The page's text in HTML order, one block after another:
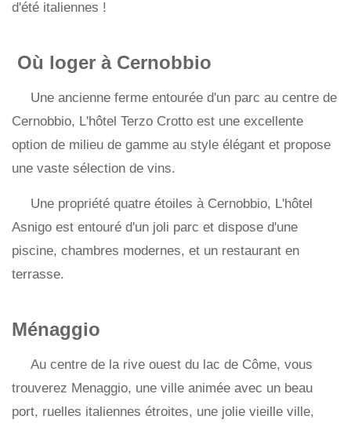
d'été italiennes !
Où loger à Cernobbio
Une ancienne ferme entourée d'un parc au centre de
Cernobbio, L'hôtel Terzo Crotto est une excellente
option de milieu de gamme au style élégant et propose
une vaste sélection de vins.
Une propriété quatre étoiles à Cernobbio, L'hôtel
Asnigo est entouré d'un joli parc et dispose d'une
piscine, chambres modernes, et un restaurant en
terrasse.
Ménaggio
Au centre de la rive ouest du lac de Côme, vous
trouverez Menaggio, une ville animée avec un beau
port, ruelles italiennes étroites, une jolie vieille ville,